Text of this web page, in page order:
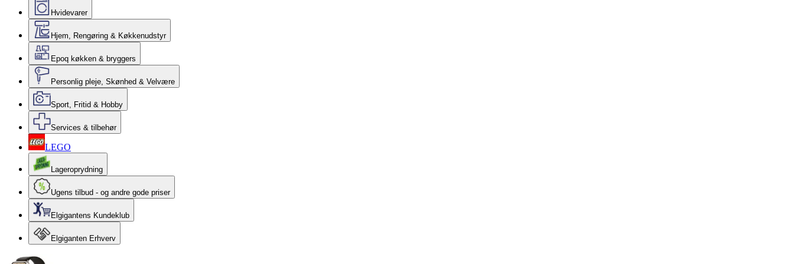
Hvidevarer
Hjem, Rengøring & Køkkenudstyr
Epoq køkken & bryggers
Personlig pleje, Skønhed & Velvære
Sport, Fritid & Hobby
Services & tilbehør
LEGO
Lageroprydning
Ugens tilbud - og andre gode priser
Elgigantens Kundeklub
Elgiganten Erhverv